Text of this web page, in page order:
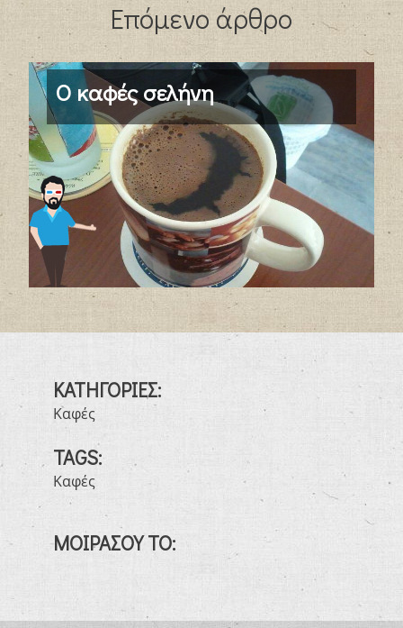
Επόμενο άρθρο
Ο καφές σελήνη
ΚΑΤΗΓΟΡΙΕΣ:
Καφές
TAGS:
Καφές
ΜΟΙΡΑΣΟΥ ΤΟ: